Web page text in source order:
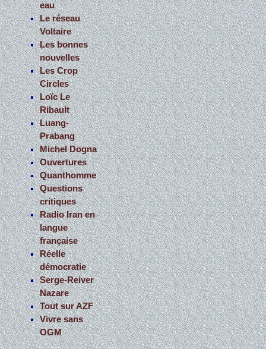
eau
Le réseau
Voltaire
Les bonnes
nouvelles
Les Crop
Circles
Loïc Le
Ribault
Luang-
Prabang
Michel Dogna
Ouvertures
Quanthomme
Questions
critiques
Radio Iran en
langue
française
Réelle
démocratie
Serge-Reiver
Nazare
Tout sur AZF
Vivre sans
OGM